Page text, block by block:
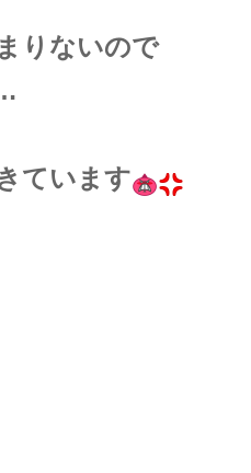
りないので
ています